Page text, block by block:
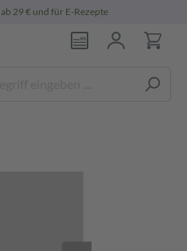
ab 29 € und für E-Rezepte